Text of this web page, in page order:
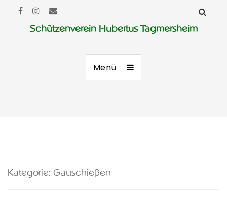
Schützenverein Hubertus Tagmersheim
Menü
Kategorie: Gauschießen